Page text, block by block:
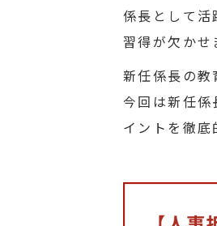
係長として
習得が欠かせ
新任係長の教
今回は新任
イントを徹底